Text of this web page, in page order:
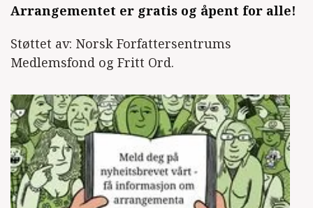
Arrangementet er gratis og åpent for alle!
Støttet av: Norsk Forfattersentrums
Medlemsfond og Fritt Ord.